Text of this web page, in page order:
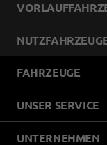
FAHRZEUGE
UNSER SERVICE
UNTERNEHMEN